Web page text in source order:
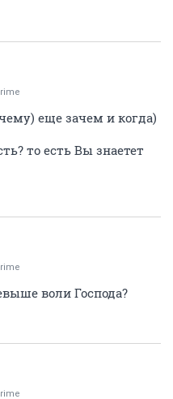
еще зачем и когда)
то есть Вы знаетет
воли Господа?